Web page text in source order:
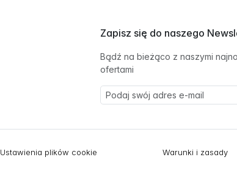
Zapisz się do naszego
Bądź na bieżąco z naszymi
ofertami
Ustawienia plików cookie Warunki i zasady